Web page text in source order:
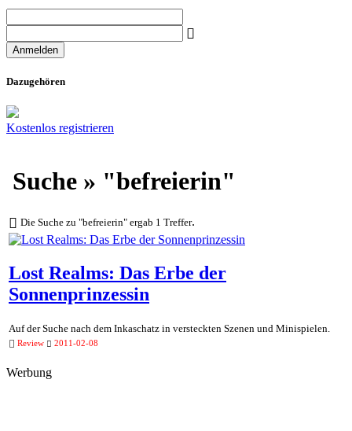
Dazugehören
Kostenlos registrieren
Suche » "befreierin"
Die Suche zu "befreierin" ergab 1 Treffer.
Lost Realms: Das Erbe der
Sonnenprinzessin
Auf der Suche nach dem Inkaschatz in versteckten Szenen und Minispielen.
Review 2011-02-08
Werbung